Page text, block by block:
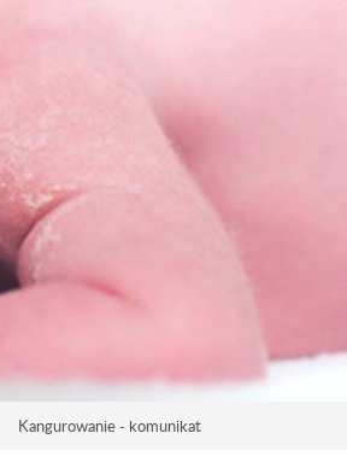
Kangurowanie - komunikat